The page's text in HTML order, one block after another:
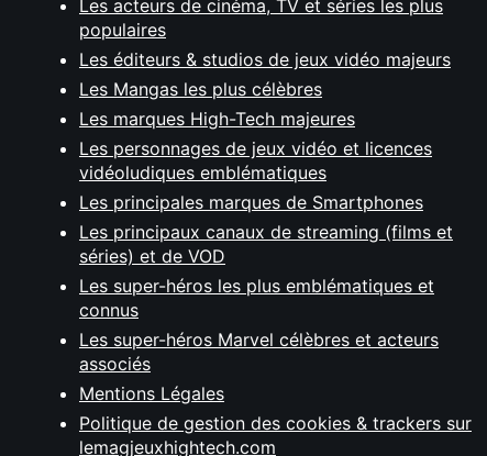
Les acteurs de cinéma, TV et séries les plus
populaires
Les éditeurs & studios de jeux vidéo majeurs
Les Mangas les plus célèbres
Les marques High-Tech majeures
Les personnages de jeux vidéo et licences
vidéoludiques emblématiques
Les principales marques de Smartphones
Les principaux canaux de streaming (films et
séries) et de VOD
Les super-héros les plus emblématiques et
connus
Les super-héros Marvel célèbres et acteurs
associés
Mentions Légales
Politique de gestion des cookies & trackers sur
lemagjeuxhightech.com